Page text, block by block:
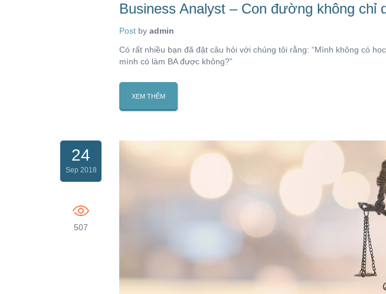
Business Analyst – Con đường không chỉ
Post by admin
Có rất nhiều bạn đã đặt câu hỏi với chúng tôi rằng: “Mình không có
mình có làm BA được không?”
XEM THÊM
24
Sep 2018
507